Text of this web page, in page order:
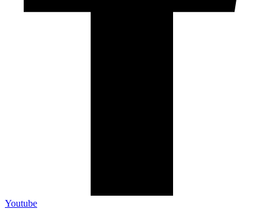
Youtube